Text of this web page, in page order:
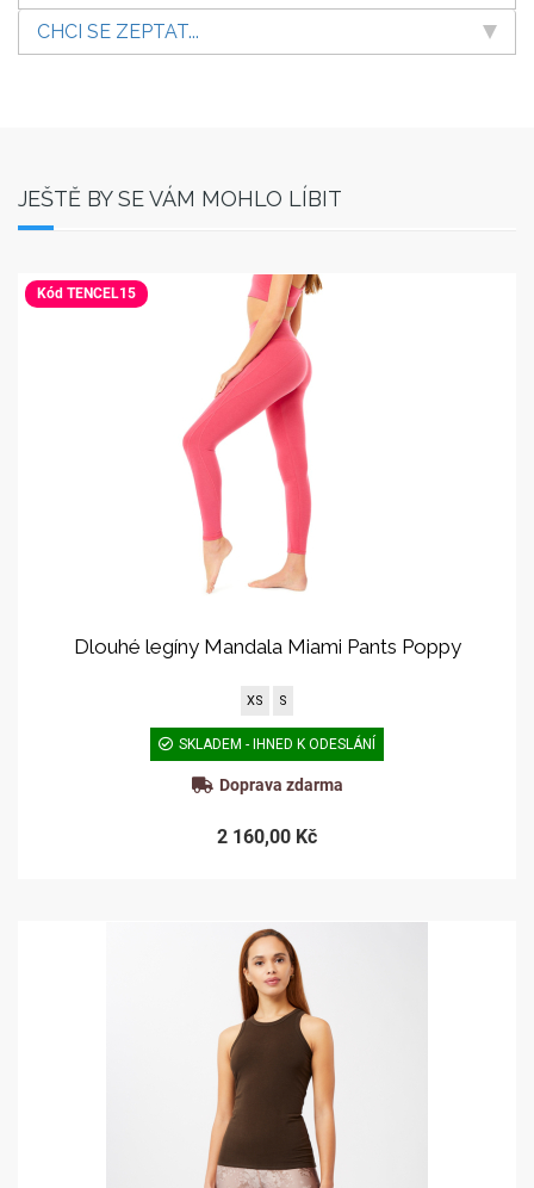
CHCI SE ZEPTAT...
JEŠTĚ BY SE VÁM MOHLO LÍBIT
Kód TENCEL15
Dlouhé legíny Mandala Miami Pants Poppy
XS S
SKLADEM - IHNED K ODESLÁNÍ
Doprava zdarma
2 160,00 Kč